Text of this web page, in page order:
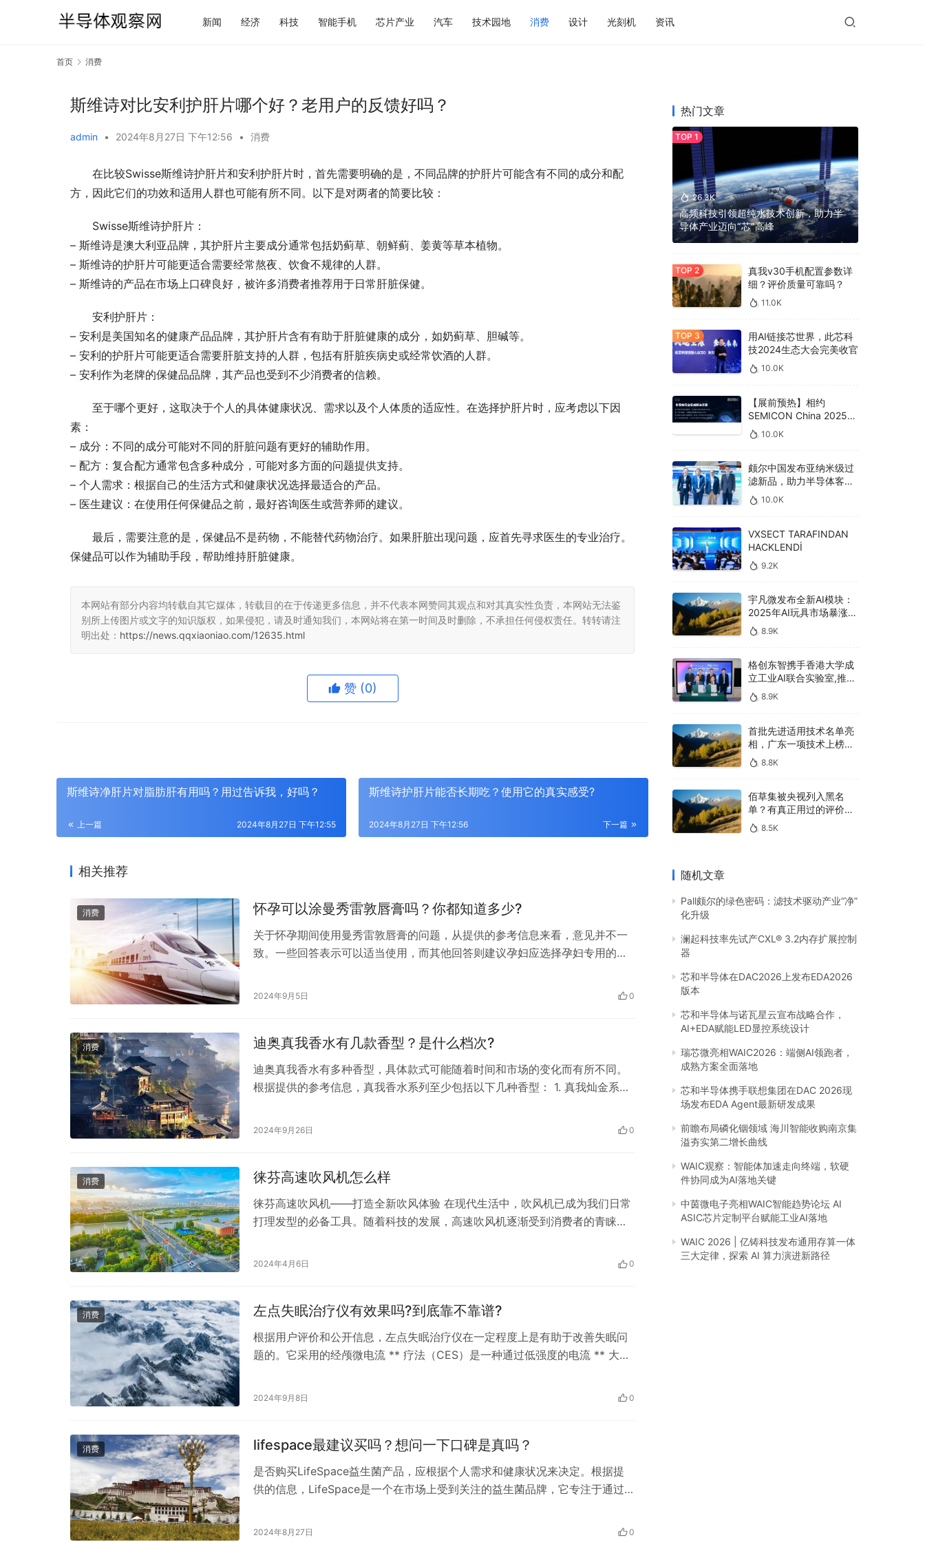
新闻 经济 科技 智能手机 芯片产业 汽车 技术园地 消费 设计 光刻机 资讯
首页 消费
斯维诗对比安利护肝片哪个好？老用户的反馈好吗？
admin • 2024年8月27日 下午12:56 • 消费
在比较Swisse斯维诗护肝片和安利护肝片时，首先需要明确的是，不同品牌的护肝片可能含有不同的成分和配
方，因此它们的功效和适用人群也可能有所不同。以下是对两者的简要比较：
Swisse斯维诗护肝片：
– 斯维诗是澳大利亚品牌，其护肝片主要成分通常包括奶蓟草、朝鲜蓟、姜黄等草本植物。
– 斯维诗的护肝片可能更适合需要经常熬夜、饮食不规律的人群。
– 斯维诗的产品在市场上口碑良好，被许多消费者推荐用于日常肝脏保健。
安利护肝片：
– 安利是美国知名的健康产品品牌，其护肝片含有有助于肝脏健康的成分，如奶蓟草、胆碱等。
– 安利的护肝片可能更适合需要肝脏支持的人群，包括有肝脏疾病史或经常饮酒的人群。
– 安利作为老牌的保健品品牌，其产品也受到不少消费者的信赖。
至于哪个更好，这取决于个人的具体健康状况、需求以及个人体质的适应性。在选择护肝片时，应考虑以下因
素：
– 成分：不同的成分可能对不同的肝脏问题有更好的辅助作用。
– 配方：复合配方通常包含多种成分，可能对多方面的问题提供支持。
– 个人需求：根据自己的生活方式和健康状况选择最适合的产品。
– 医生建议：在使用任何保健品之前，最好咨询医生或营养师的建议。
最后，需要注意的是，保健品不是药物，不能替代药物治疗。如果肝脏出现问题，应首先寻求医生的专业治疗。
保健品可以作为辅助手段，帮助维持肝脏健康。
本网站有部分内容均转载自其它媒体，转载目的在于传递更多信息，并不代表本网赞同其观点和对其真实性负责，本网站无法鉴
别所上传图片或文字的知识版权，如果侵犯，请及时通知我们，本网站将在第一时间及时删除，不承担任何侵权责任。转转请注
明出处： https://news.qqxiaoniao.com/12635.html
赞 (0)
斯维诗净肝片对脂肪肝有用吗？用过告诉我，好吗？
上一篇 2024年8月27日 下午12:55
斯维诗护肝片能否长期吃？使用它的真实感受?
下一篇
2024年8月27日 下午12:56
相关推荐
消费 怀孕可以涂曼秀雷敦唇膏吗？你都知道多少?
关于怀孕期间使用曼秀雷敦唇膏的问题，从提供的参考信息来看，意见并不一
致。一些回答表示可以适当使用，而其他回答则建议孕妇应选择孕妇专用的护
品的选择应更加谨慎，因为某些成分可能对胎儿有潜在的风险。虽然曼秀雷敦
2024年9月5日 0
消费 迪奥真我香水有几款香型？是什么档次?
迪奥真我香水有多种香型，具体款式可能随着时间和市场的变化而有所不同。
根据提供的参考信息，真我香水系列至少包括以下几种香型： 1. 真我灿金系列
迪奥真我纯香女士香水）3. 真我淡香水系列（Jadore Eau de Toilette Dior 迪
2024年9月26日 0
消费 徕芬高速吹风机怎么样
徕芬高速吹风机——打造全新吹风体验 在现代生活中，吹风机已成为我们日常
打理发型的必备工具。随着科技的发展，高速吹风机逐渐受到消费者的青睐。
成为了市场上的热门产品。本文将为您详细解析徕芬高速吹风机的特点，以及
2024年4月6日 0
消费 左点失眠治疗仪有效果吗?到底靠不靠谱?
根据用户评价和公开信息，左点失眠治疗仪在一定程度上是有助于改善失眠问
题的。它采用的经颅微电流 ** 疗法（CES）是一种通过低强度的电流 ** 大脑
左点失眠治疗仪后，他们感受到了睡意，睡眠质量得到了改善。有的用户提
2024年9月8日 0
消费 lifespace最建议买吗？想问一下口碑是真吗？
是否购买LifeSpace益生菌产品，应根据个人需求和健康状况来决定。根据提
供的信息，LifeSpace是一个在市场上受到关注的益生菌品牌，它专注于通过
品在市场上获得了一定的好评，尤其是其益倍适成人益生菌粉。 如果您正在寻
2024年8月27日 0
热门文章
26.3K
高频科技引领超纯水技术创新，助力半
导体产业迈向“芯”高峰
真我v30手机配置参数详
细？评价质量可靠吗？
11.0K
用AI链接芯世界，此芯科
技2024生态大会完美收官
10.0K
【展前预热】相约
SEMICON China 2025，
德克威尔总线解决方案革
新助力半导体设备高效升
10.0K
颇尔中国发布亚纳米级过
滤新品，助力半导体客户
良率提升
10.0K
VXSECT TARAFINDAN
HACKLENDİ
9.2K
宇凡微发布全新AI模块：
2025年AI玩具市场暴涨
400亿，90%传统厂商的
生死战即将打响
8.9K
格创东智携手香港大学成
立工业AI联合实验室,推进
AMHS智能物料搬运调度
系统研发
8.9K
首批先进适用技术名单亮
相，广东一项技术上榜，
有何独特之处？
8.8K
佰草集被央视列入黑名
单？有真正用过的评价
吗？8.5K
随机文章
Pall颇尔的绿色密码：滤技术驱动产业“净”
化升级
澜起科技率先试产CXL® 3.2内存扩展控制
器
芯和半导体在DAC2026上发布EDA2026
版本
芯和半导体与诺瓦星云宣布战略合作，
AI+EDA赋能LED显控系统设计
瑞芯微亮相WAIC2026：端侧AI领跑者，
成熟方案全面落地
芯和半导体携手联想集团在DAC 2026现
场发布EDA Agent最新研发成果
前瞻布局磷化铟领域 海川智能收购南京集
溢夯实第二增长曲线
WAIC观察：智能体加速走向终端，软硬
件协同成为AI落地关键
中茵微电子亮相WAIC智能趋势论坛 AI
ASIC芯片定制平台赋能工业AI落地
WAIC 2026 | 亿铸科技发布通用存算一体
三大定律，探索 AI 算力演进新路径